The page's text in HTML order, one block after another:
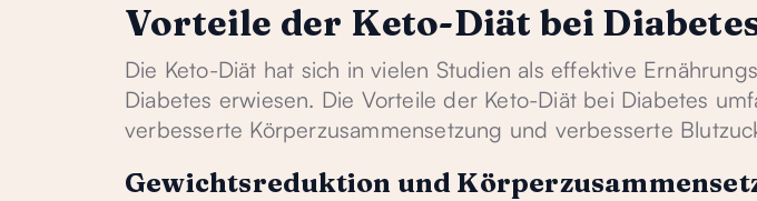
Vorteile der Keto-Diät bei
Die Keto-Diät hat sich in vielen Studien als effektive
Diabetes erwiesen. Die Vorteile der Keto-Diät bei Diabetes
verbesserte Körperzusammensetzung und verbesserte
Gewichtsreduktion und